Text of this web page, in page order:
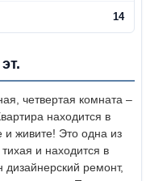
14
четвертая комната –
находится в
и живите! Это одна из
и находится в
дизайнерский ремонт,